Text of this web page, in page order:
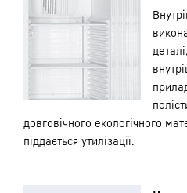
довговічного екологічного
піддається утилізації.